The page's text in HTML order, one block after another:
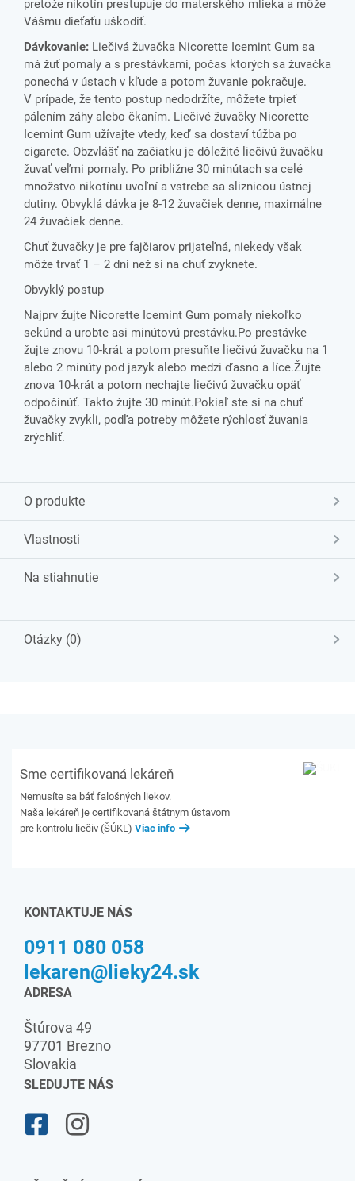
pretože nikotín prestupuje do materského mlieka a môže
Vášmu dieťaťu uškodiť.
Dávkovanie: Liečivá žuvačka Nicorette Icemint Gum sa
má žuť pomaly a s prestávkami, počas ktorých sa žuvačka
ponechá v ústach v kľude a potom žuvanie pokračuje.
V prípade, že tento postup nedodržíte, môžete trpieť
pálením záhy alebo čkaním. Liečivé žuvačky Nicorette
Icemint Gum užívajte vtedy, keď sa dostaví túžba po
cigarete. Obzvlášť na začiatku je dôležité liečivú žuvačku
žuvať veľmi pomaly. Po približne 30 minútach sa celé
množstvo nikotínu uvoľní a vstrebe sa sliznicou ústnej
dutiny. Obvyklá dávka je 8-12 žuvačiek denne, maximálne
24 žuvačiek denne.
Chuť žuvačky je pre fajčiarov prijateľná, niekedy však
môže trvať 1 – 2 dni než si na chuť zvyknete.
Obvyklý postup
Najprv žujte Nicorette Icemint Gum pomaly niekoľko
sekúnd a urobte asi minútovú prestávku.Po prestávke
žujte znovu 10-krát a potom presuňte liečivú žuvačku na 1
alebo 2 minúty pod jazyk alebo medzi ďasno a líce.Žujte
znova 10-krát a potom nechajte liečivú žuvačku opäť
odpočinúť. Takto žujte 30 minút.Pokiaľ ste si na chuť
žuvačky zvykli, podľa potreby môžete rýchlosť žuvania
zrýchliť.
O produkte
Vlastnosti
Na stiahnutie
Otázky (0)
Sme certifikovaná lekáreň
Nemusíte sa báť falošných liekov.
Naša lekáreň je certifikovaná štátnym ústavom
pre kontrolu liečiv (ŠÚKL) Viac info
KONTAKTUJE NÁS
0911 080 058
lekaren@lieky24.sk
ADRESA
Štúrova 49
97701 Brezno
Slovakia
SLEDUJTE NÁS